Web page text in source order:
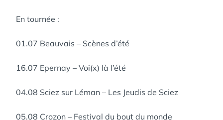
En tournée :
01.07 Beauvais – Scènes d’été
16.07 Epernay – Voi(x) là l’été
04.08 Sciez sur Léman – Les Jeudis de Sciez
05.08 Crozon – Festival du bout du monde